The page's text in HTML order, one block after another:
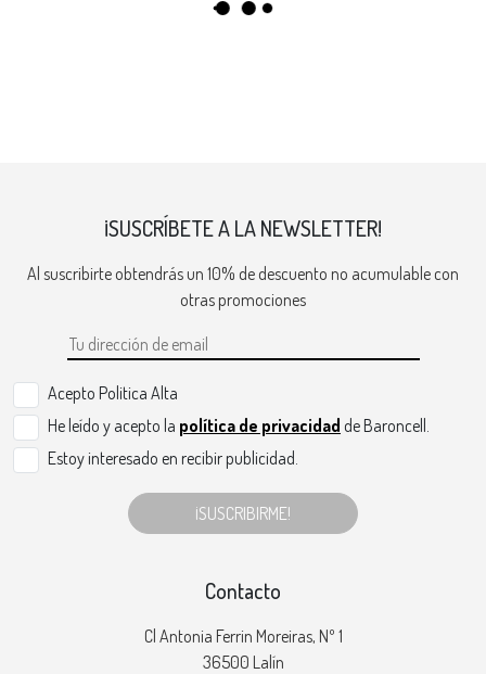
¡SUSCRÍBETE A LA NEWSLETTER!
Al suscribirte obtendrás un 10% de descuento no acumulable con
otras promociones
Acepto Politica Alta
He leído y acepto la política de privacidad de Baroncell.
Estoy interesado en recibir publicidad.
¡SUSCRIBIRME!
Contacto
Cl Antonia Ferrin Moreiras, Nº 1
36500 Lalín